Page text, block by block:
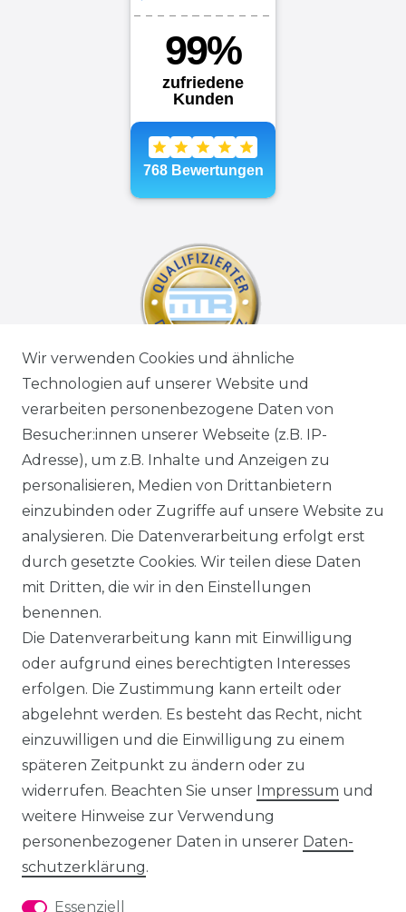
Wir verwenden Cookies und ähnliche
Technologien auf unserer Website und
verarbeiten personenbezogene Daten von
Besucher:innen unserer Webseite (z.B. IP-
Adresse), um z.B. Inhalte und Anzeigen zu
personalisieren, Medien von Drittanbietern
einzubinden oder Zugriffe auf unsere Website zu
analysieren. Die Datenverarbeitung erfolgt erst
durch gesetzte Cookies. Wir teilen diese Daten
mit Dritten, die wir in den Einstellungen
benennen.
Die Datenverarbeitung kann mit Einwilligung
oder aufgrund eines berechtigten Interesses
erfolgen. Die Zustimmung kann erteilt oder
abgelehnt werden. Es besteht das Recht, nicht
einzuwilligen und die Einwilligung zu einem
späteren Zeitpunkt zu ändern oder zu
widerrufen. Beachten Sie unser Impressum und
weitere Hinweise zur Verwendung
personenbezogener Daten in unserer Daten­
schutz­erklärung.
Essenziell